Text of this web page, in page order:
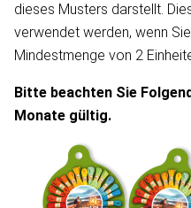
dieses Musters darstellt.
verwendet werden, wenn
Mindestmenge von 2
Bitte beachten Sie
Monate gültig.